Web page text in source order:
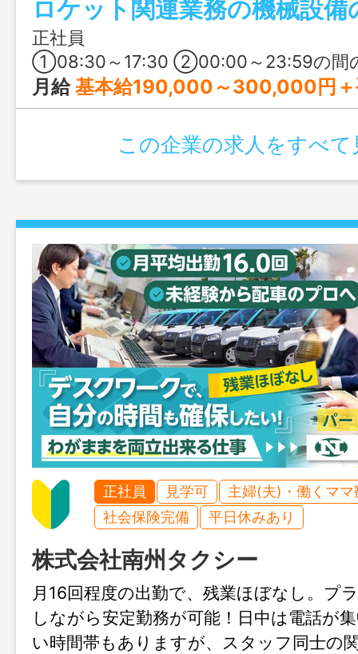
と、働きやすさや待遇面も充実した環境
正社員
①08:30～17:30 ②00:00～23:59の間の8時間（交替シフト制） 基本は①、
月給基本給190,000～300,000円＋手当 ※賃金については、経験・
この企業の求人をすべて
正社員 見学可
主婦(夫)・働くママ
社会保険完備
平日休みあり
株式会社南州タクシー
月16回程度の出勤で、残業ほぼなし。プ
しながら安定勤務が可能！日中は電話が
い時間帯もありますが、スタッフ同士の